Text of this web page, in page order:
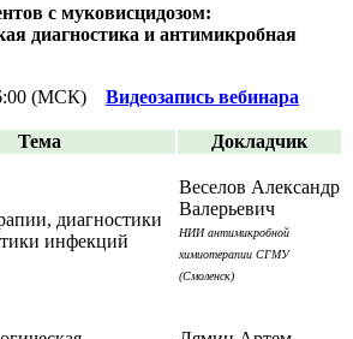
с муковисцидозом:
диагностика и антимикробная
(МСК) Видеозапись вебинара
Тема Докладчик
диагностики
инфекций
Веселов Александр
Валерьевич
НИИ антимикробной
химиотерапии СГМУ
(Смоленск)